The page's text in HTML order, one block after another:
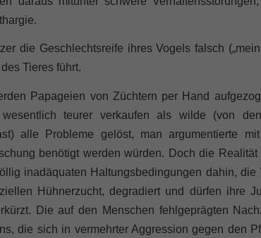
die Geschlechtsreife ihres Vogels falsch
Tieres führt.
Papageien von Züchtern per Hand
teurer verkaufen als wilde (von
alle Probleme gelöst, man argumentierte
benötigt werden würden. Doch die
inadäquaten Haltungsbedingungen dahin, die
Hühnerzucht, degradiert und dürfen ihre
Die auf den Menschen fehlgeprägten
die sich in vermehrter Aggression gegen den